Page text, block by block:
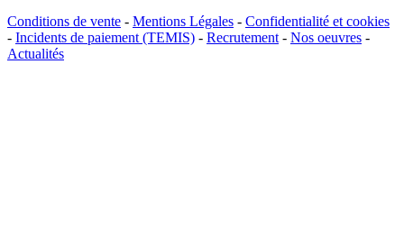
Conditions de vente - Mentions Légales - Confidentialité et cookies
- Incidents de paiement (TEMIS) - Recrutement- Nos oeuvres -
Actualités